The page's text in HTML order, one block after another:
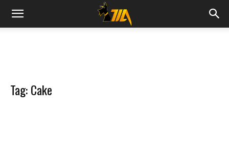
Cook
Tag: Cake